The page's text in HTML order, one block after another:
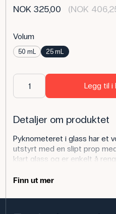
NOK 325,00 (NOK
Volum
50 mL 25 mL
Legg til i
Detaljer om produktet
Pyknometeret i glass har et
utstyrt med en slipt prop
klart glass og er enkelt å
Pyknometre i glass brukes
tetthet og volum i praksis.
Finn ut mer